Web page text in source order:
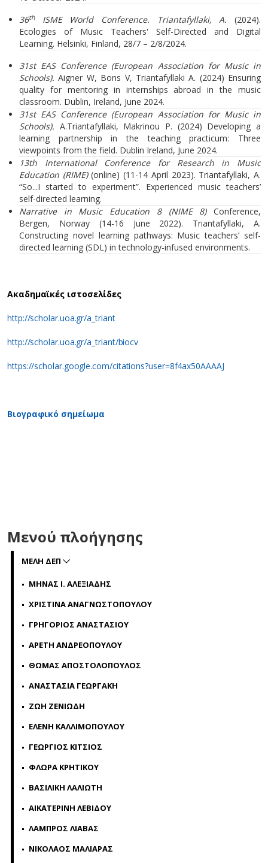
36thISME World Conference. Triantafyllaki,A. (2024).
Ecologies of Music Teachers' Self-Directed and Digital
Learning. Helsinki, Finland, 28/7 – 2/8/2024.
31st EAS Conference (European Association for Music in
Schools). Aigner W, Bons V, Triantafyllaki A. (2024) Ensuring
quality for mentoring in internships abroad in the music
classroom. Dublin, Ireland, June 2024.
31st EAS Conference (European Association for Music in
Schools). A.Triantafyllaki, Makrinou P. (2024) Developing a
learning partnership in the teaching practicum: Three
viewpoints from the field. Dublin Ireland, June 2024.
13th International Conference for Research in Music
Education (RIME)(online) (11-14 April 2023). Triantafyllaki, A.
“So...I started to experiment”. Experienced music teachers’
self-directed learning.
Narrative in Music Education 8 (NIME 8)Conference,
Bergen, Norway (14-16 June 2022). Triantafyllaki, A.
Constructing novel learning pathways: Music teachers’ self-
directed learning (SDL) in technology-infused environments.
Ακαδημαϊκές ιστοσελίδες
http://scholar.uoa.gr/a_triant
http://scholar.uoa.gr/a_triant/biocv
https://scholar.google.com/citations?user=8f4ax50AAAAJ
Bιογραφικό σημείωμα
Μενού πλοήγησης
ΜΕΛΗ ΔΕΠ
ΜΗΝΑΣ Ι. ΑΛΕΞΙΑΔΗΣ
ΧΡΙΣΤΙΝΑ ΑΝΑΓΝΩΣΤΟΠΟΥΛΟΥ
ΓΡΗΓΟΡΙΟΣ ΑΝΑΣΤΑΣΙΟΥ
ΑΡΕΤΗ ΑΝΔΡΕΟΠΟΥΛΟΥ
ΘΩΜΑΣ ΑΠΟΣΤΟΛΟΠΟΥΛΟΣ
ΑΝΑΣΤΑΣΙΑ ΓΕΩΡΓΑΚΗ
ΖΩΗ ΖΕΝΙΩΔΗ
ΕΛΕΝΗ ΚΑΛΛΙΜΟΠΟΥΛΟΥ
ΓΕΩΡΓΙΟΣ ΚΙΤΣΙΟΣ
ΦΛΩΡΑ ΚΡΗΤΙΚΟΥ
ΒΑΣΙΛΙΚΗ ΛΑΛΙΩΤΗ
ΑΙΚΑΤΕΡΙΝΗ ΛΕΒΙΔΟΥ
ΛΑΜΠΡΟΣ ΛΙΑΒΑΣ
ΝΙΚΟΛΑΟΣ ΜΑΛΙΑΡΑΣ